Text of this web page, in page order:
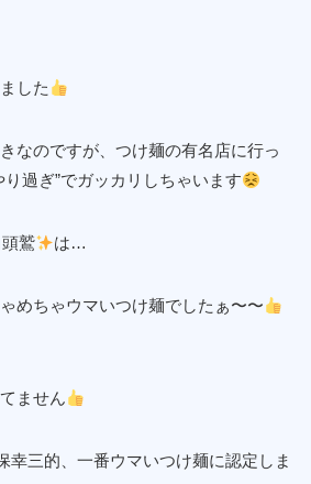
した
なのですが、つけ麺の有名店に行っ
過ぎ”でガッカリしちゃいます
鷲 は…
めちゃウマいつけ麺でしたぁ〜〜
ません
幸三的、一番ウマいつけ麺に認定しま